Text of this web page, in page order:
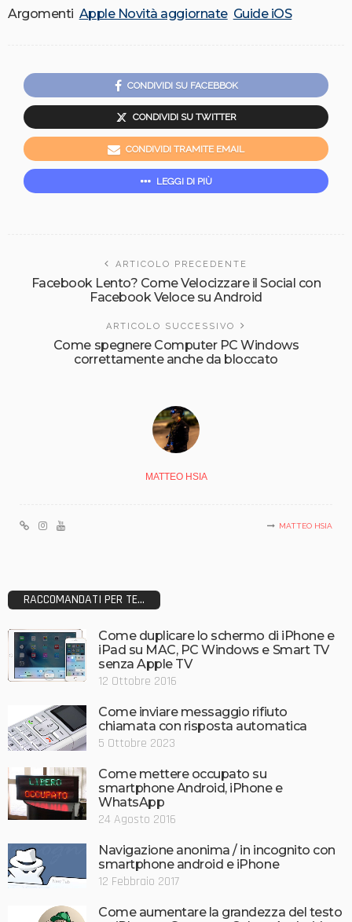
Argomenti Apple Novità aggiornate Guide iOS
CONDIVIDI SU FACEBBOK
CONDIVIDI SU TWITTER
CONDIVIDI TRAMITE EMAIL
LEGGI DI PIÙ
ARTICOLO PRECEDENTE
Facebook Lento? Come Velocizzare il Social con
Facebook Veloce su Android
ARTICOLO SUCCESSIVO
Come spegnere Computer PC Windows
correttamente anche da bloccato
MATTEO HSIA
MATTEO HSIA
RACCOMANDATI PER TE...
Come duplicare lo schermo di iPhone e
iPad su MAC, PC Windows e Smart TV
senza Apple TV
12 Ottobre 2016
Come inviare messaggio rifiuto
chiamata con risposta automatica
5 Ottobre 2023
Come mettere occupato su
smartphone Android, iPhone e
WhatsApp
24 Agosto 2016
Navigazione anonima / in incognito con
smartphone android e iPhone
12 Febbraio 2017
Come aumentare la grandezza del testo